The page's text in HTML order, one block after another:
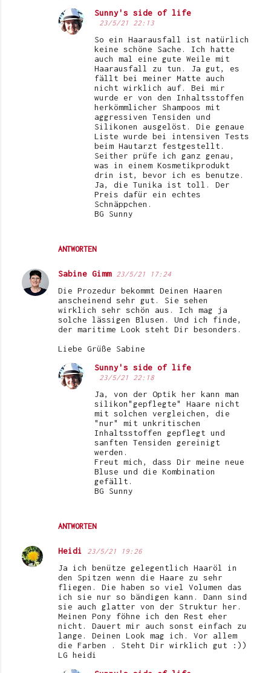
ANTWORTEN
Sunny's side of life
23/5/21 22:13
So ein Haarausfall ist natürlich
keine schöne Sache. Ich hatte
auch mal eine gute Weile mit
Haarausfall zu tun. Ja gut, es
fällt bei meiner Matte auch
nicht wirklich auf. Bei mir
wurde er von den Inhaltsstoffen
herkömmlicher Shampoos mit
aggressiven Tensiden und
Silikonen ausgelöst. Die genaue
Liste wurde bei intensiven Tests
beim Hautarzt festgestellt.
Seither prüfe ich ganz genau,
was in einem Kosmetikprodukt
drin ist, bevor ich es benutze.
Ja, die Tunika ist toll. Der
Preis dafür ein echtes
Schnäppchen.
BG Sunny
Sabine Gimm 23/5/21 17:24
Die Prozedur bekommt Deinen Haaren
anscheinend sehr gut. Sie sehen
wirklich sehr schön aus. Ich mag ja
solche lässigen Blusen. Und ich finde,
der maritime Look steht Dir besonders.
Liebe Grüße Sabine
ANTWORTEN
Sunny's side of life
23/5/21 22:18
Ja, von der Optik her kann man
silikon"gepflegte" Haare nicht
mit solchen vergleichen, die
"nur" mit unkritischen
Inhaltsstoffen gepflegt und
sanften Tensiden gereinigt
werden.
Freut mich, dass Dir meine neue
Bluse und die Kombination
gefällt.
BG Sunny
Heidi 23/5/21 19:26
Ja ich benütze gelegentlich Haaröl in
den Spitzen wenn die Haare zu sehr
fliegen. Die haben so viel Volumen das
ich sie nur so bändigen kann. Dann sind
sie auch glatter von der Struktur her.
Meinen Pony föhne ich den Rest eher
nicht. Dauert mir auch sonst einfach zu
lange. Deinen Look mag ich. Vor allem
die Farben . Steht Dir wirklich gut :))
LG heidi